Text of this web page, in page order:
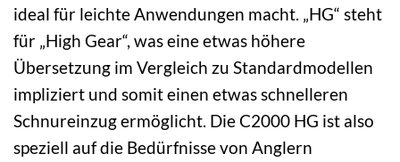
ideal für leichte Anwendungen macht. „HG“ steht
für „High Gear“, was eine etwas höhere
Übersetzung im Vergleich zu Standardmodellen
impliziert und somit einen etwas schnelleren
Schnureinzug ermöglicht. Die C2000 HG ist also
speziell auf die Bedürfnisse von Anglern